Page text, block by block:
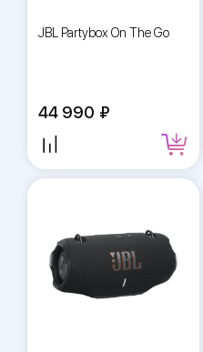
JBL Partybox On The Go
44 990